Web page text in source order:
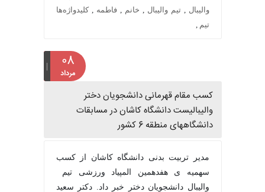
, تیم والیبال , خانم, فاطمه ,کلیدواژه‌ها
۰۸
مرداد
کسب مقام قهرمانی دانشجویان دختر
والیبالیست دانشگاه کاشان در مسابقات
دانشگاههای منطقه 6 کشور
مدیر تربیت بدنی دانشگاه کاشان از کسب
سهمیه ی هفدهمین المپیاد ورزشی تیم
والیبال دانشجویان دختر خبر داد. دکتر سعید